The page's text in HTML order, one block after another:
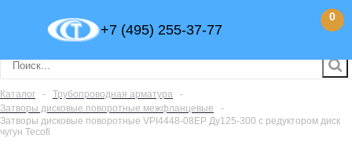
+7 (495) 255-37-77
0
Каталог - Трубопроводная арматура
-
Затворы дисковые поворотные межфланцевые
-
Затворы дисковые поворотные VPI4448-08EP Ду125-300 с редуктором диск
чугун Tecofi